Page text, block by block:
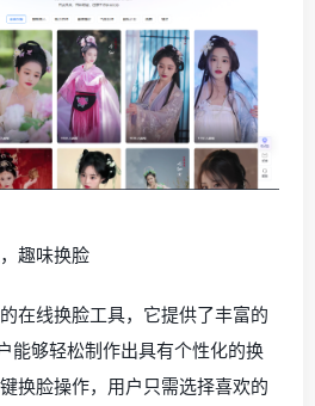
趣味换脸
在线换脸工具，它提供了丰富的
能够轻松制作出具有个性化的换
换脸操作，用户只需选择喜欢的